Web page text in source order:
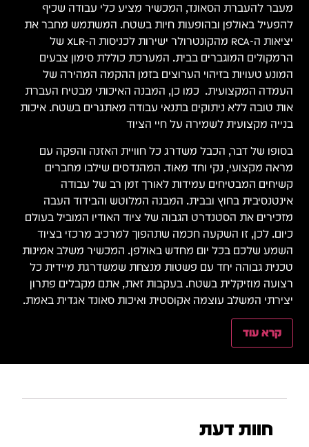
מעבר להעברת הסאונד, המכשיר מציע כלי עבודה שכיף
להפעיל באולפן ובהופעות חיות בשטח. המשתמש מחבר את
יציאות ה-RCA מהקונטרולר ישירות לכניסות ה-XLR של
הרמקולים המוגברים בבית. המערכת כוללת סימון צבעים
המונע טעויות בזיהוי הערוצים בזמן ההקמה המהירה של
העמדה המקצועית. כמו כן, המבנה האיכותי מבטיח העברת
אות טובה ללא ניתוקים בתנאי עבודה מאתגרים בשטח. איכות
בנייה מקצועית לשמירה על חיי הציוד
בסופו של דבר, הכבל משדרג כל חוויית האזנה והפקה עם
מראה מקצועי, נקי וחד מאוד. המהנדסים שילבו מחברים
קשיחים המבטיחים עמידות לאורך זמן רב של עבודה
אינטנסיבית בחוץ ובבית. המבנה המלוטש והבידוד העבה
מזכירים את הסטנדרט הגבוה של ציוד האודיו המוביל בעולם
כיום. לכן, זו השקעה חכמה שתהפוך למרכיב מרכזי בציוד
השמע שלכם בכל יום מחדש באולפן. המכשיר משלב אמינות
טכנית גבוהה יחד עם פשטות מנצחת שמשדרגת מיידית כל
רצועה מוזיקלית בשטח. בעקבות זאת, אתם מקבלים פתרון
יצירתי המשלב עוצמה אקוסטית ואיכות סאונד אגדית באמת.
קרא עוד
חוות דעת